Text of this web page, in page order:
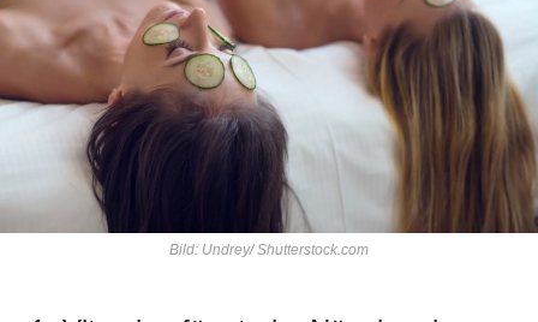
Bild: Undrey/ Shutterstock.com